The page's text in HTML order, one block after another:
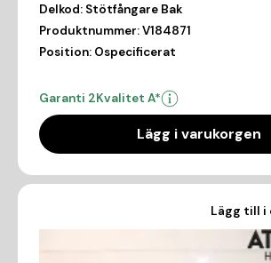
Delkod: Stötfångare Bak
Produktnummer:V184871
Position: Ospecificerat
Garanti 2Kvalitet A*
Lägg i varukorgen
Lägg till i